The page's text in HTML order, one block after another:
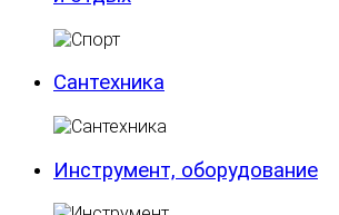
Сантехника
Инструмент, оборудование